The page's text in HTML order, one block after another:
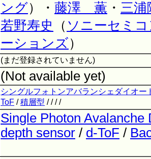
ング）・ 藤澤 薫 ・ 三浦
若野寿史
（ ソニーセミ
ーションズ）
(まだ登録されていません)
(Not available yet)
シングルフォトンアバランシェダイオー
ToF /積層型 / / / /
Single Photon Avalanche
depth sensor / d-ToF /